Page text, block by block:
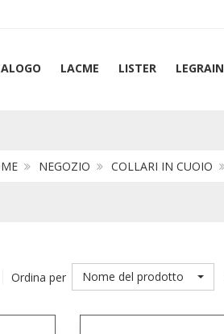
LACME LISTER LEGRAIN
NEGOZIO COLLARI IN CUOIO
Ordina per Nome del prodotto